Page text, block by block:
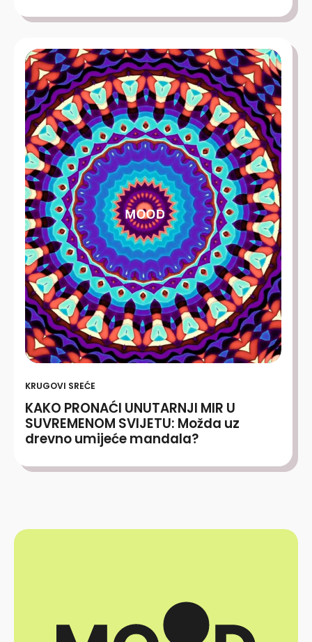
KRUGOVI SREĆE
KAKO PRONAĆI UNUTARNJI MIR U
SUVREMENOM SVIJETU: Možda uz
drevno umijeće mandala?